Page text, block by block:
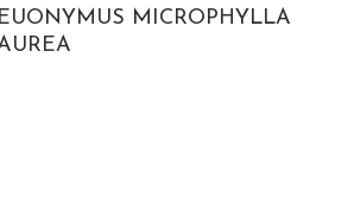
EUONYMUS MICROPHYLLA